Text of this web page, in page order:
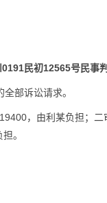
民初12565号民事判
部诉讼请求。
，由利某负担；二
。